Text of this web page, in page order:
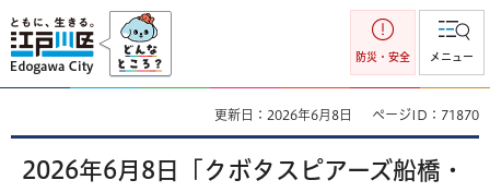
江戸川区
防災・安全 メニュー
更新日：2026年6月8日 ページID：71870
2026年6月8日「クボタスピアーズ船橋・